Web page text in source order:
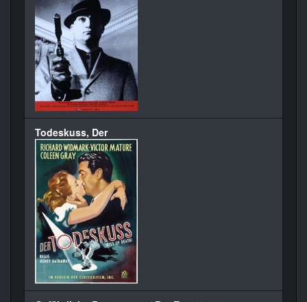
Todeskuss, Der